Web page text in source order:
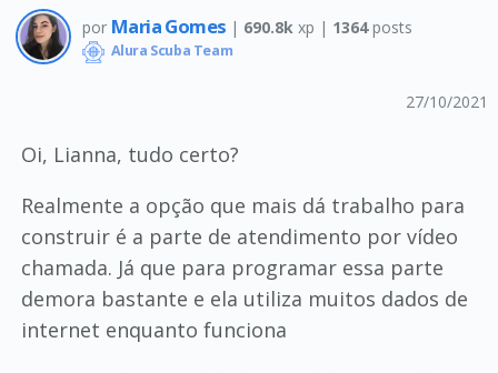
por Maria Gomes | 690.8kxp | 1364posts
Alura Scuba Team
27/10/2021
Oi, Lianna, tudo certo?
Realmente a opção que mais dá trabalho para
construir é a parte de atendimento por vídeo
chamada. Já que para programar essa parte
demora bastante e ela utiliza muitos dados de
internet enquanto funciona